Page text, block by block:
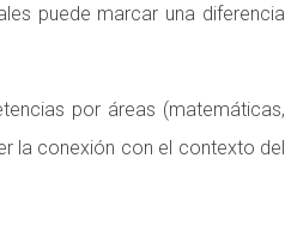
puede marcar una diferencia
por áreas (matemáticas,
la conexión con el contexto del